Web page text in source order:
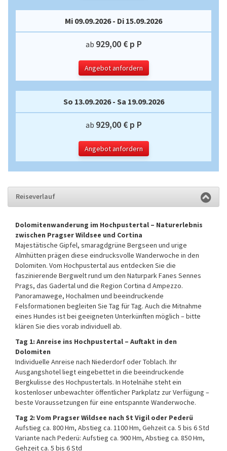
Mi 09.09.2026 - Di 15.09.2026
ab 929,00 € p P
Angebot anfordern
So 13.09.2026 - Sa 19.09.2026
ab 929,00 € p P
Angebot anfordern
Reiseverlauf
Dolomitenwanderung im Hochpustertal – Naturerlebnis
zwischen Pragser Wildsee und Cortina
Majestätische Gipfel, smaragdgrüne Bergseen und urige
Almhütten prägen diese eindrucksvolle Wanderwoche in den
Dolomiten. Vom Hochpustertal aus entdecken Sie die
faszinierende Bergwelt rund um den Naturpark Fanes Sennes
Prags, das Gadertal und die Region Cortina d Ampezzo.
Panoramawege, Hochalmen und beeindruckende
Felsformationen begleiten Sie Tag für Tag. Auch die Mitnahme
eines Hundes ist bei geeigneten Unterkünften möglich – bitte
klären Sie dies vorab individuell ab.
Tag 1: Anreise ins Hochpustertal – Auftakt in den
Dolomiten
Individuelle Anreise nach Niederdorf oder Toblach. Ihr
Ausgangshotel liegt eingebettet in die beeindruckende
Bergkulisse des Hochpustertals. In Hotelnähe steht ein
kostenloser unbewachter öffentlicher Parkplatz zur Verfügung –
beste Voraussetzungen für eine entspannte Wanderwoche.
Tag 2: Vom Pragser Wildsee nach St Vigil oder Pederü
Aufstieg ca. 800 Hm, Abstieg ca. 1100 Hm, Gehzeit ca. 5 bis 6 Std
Variante nach Pederü: Aufstieg ca. 900 Hm, Abstieg ca. 850 Hm,
Gehzeit ca. 5 bis 6 Std